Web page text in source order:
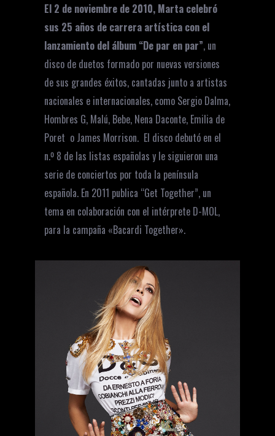
El 2 de noviembre de 2010, Marta celebró
sus 25 años de carrera artística con el
lanzamiento del álbum “De par en par”, un
disco de duetos formado por nuevas versiones
de sus grandes éxitos, cantadas junto a artistas
nacionales e internacionales, como Sergio Dalma,
Hombres G, Malú, Bebe, Nena Daconte, Emilia de
Poret o James Morrison. El disco debutó en el
n.º 8 de las listas españolas y le siguieron una
serie de conciertos por toda la península
española. En 2011 publica “Get Together”, un
tema en colaboración con el intérprete D-MOL,
para la campaña «Bacardi Together».